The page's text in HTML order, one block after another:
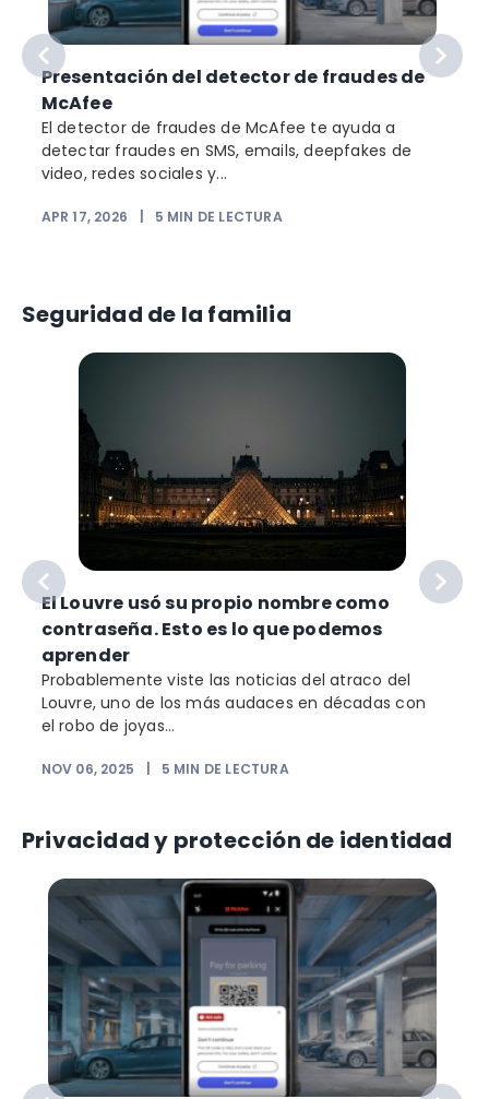
Presentación del detector de fraudes de
McAfee
El detector de fraudes de McAfee te ayuda a
detectar fraudes en SMS, emails, deepfakes de
video, redes sociales y...
APR 17, 2026 5 MIN DE LECTURA
Seguridad de la familia
El Louvre usó su propio nombre como
contraseña. Esto es lo que podemos
aprender
Probablemente viste las noticias del atraco del
Louvre, uno de los más audaces en décadas con
el robo de joyas...
NOV 06, 2025 5 MIN DE LECTURA
Privacidad y protección de identidad